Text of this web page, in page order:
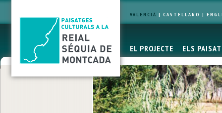
VALENCIÀ | CASTELLANO |
EL PROJECTE ELS